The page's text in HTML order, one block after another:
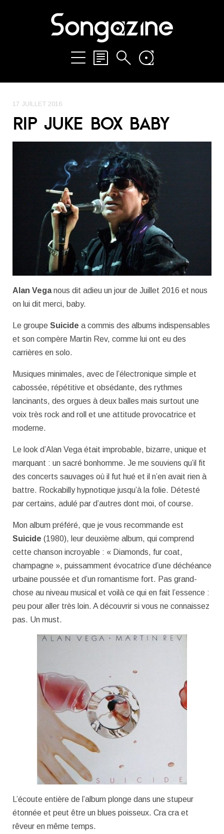
17 JUILLET 2016
RIP JUKE BOX BABY
Alan Veganous dit adieu un jour de Juillet 2016 et nous
on lui dit merci, baby.
Le groupe Suicide a commis des albums indispensables
et son compère Martin Rev, comme lui ont eu des
carrières en solo.
Musiques minimales, avec de l’électronique simple et
cabossée, répétitive et obsédante, des rythmes
lancinants, des orgues à deux balles mais surtout une
voix très rock and roll et une attitude provocatrice et
moderne.
Le look d’Alan Vega était improbable, bizarre, unique et
marquant : un sacré bonhomme. Je me souviens qu’il fit
des concerts sauvages où il fut hué et il n’en avait rien à
battre. Rockabilly hypnotique jusqu’à la folie. Détesté
par certains, adulé par d’autres dont moi, of course.
Mon album préféré, que je vous recommande est
Suicide (1980), leur deuxième album, qui comprend
cette chanson incroyable : « Diamonds, fur coat,
champagne », puissamment évocatrice d’une déchéance
urbaine poussée et d’un romantisme fort. Pas grand-
chose au niveau musical et voilà ce qui en fait l’essence :
peu pour aller très loin. A découvrir si vous ne connaissez
pas. Un must.
L’écoute entière de l’album plonge dans une stupeur
étonnée et peut être un blues poisseux. Cra cra et
rêveur en même temps.